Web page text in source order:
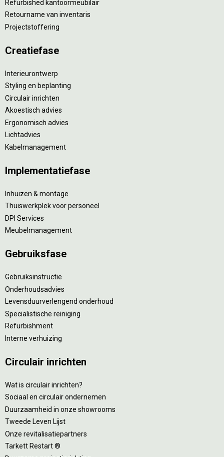
Refurbished kantoormeubilair
Retourname van inventaris
Projectstoffering
Creatiefase
Interieurontwerp
Styling en beplanting
Circulair inrichten
Akoestisch advies
Ergonomisch advies
Lichtadvies
Kabelmanagement
Implementatiefase
Inhuizen & montage
Thuiswerkplek voor personeel
DPI Services
Meubelmanagement
Gebruiksfase
Gebruiksinstructie
Onderhoudsadvies
Levensduurverlengend onderhoud
Specialistische reiniging
Refurbishment
Interne verhuizing
Circulair inrichten
Wat is circulair inrichten?
Sociaal en circulair ondernemen
Duurzaamheid in onze showrooms
Tweede Leven Lijst
Onze revitalisatiepartners
Tarkett Restart ®